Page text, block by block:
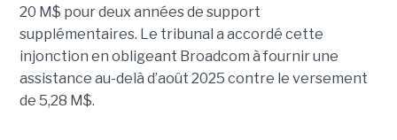
20 M$ pour deux années de support
supplémentaires. Le tribunal a accordé cette
injonction en obligeant Broadcom à fournir une
assistance au-delà d’août 2025 contre le versement
de 5,28 M$.